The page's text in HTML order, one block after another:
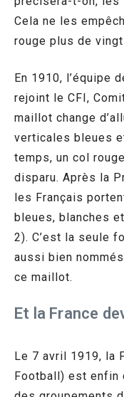
Cela ne les
rouge plus de
En 1910, l’équipe
rejoint le CFI,
maillot change
verticales bleues
temps, un col
disparu. Après la
les Français
bleues, blanches
2). C’est la seule
aussi bien
ce maillot.
Et la France
Le 7 avril 1919, la
Football) est enfin